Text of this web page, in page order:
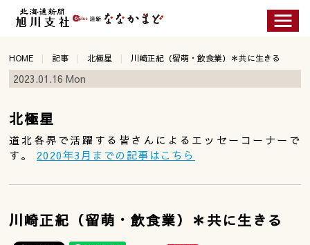
HOME 記事 北極星 川崎正紀（留萌・飲食業）＊共に生きる
2023.01.16 Mon
北極星
道北各界で活躍する皆さんによるエッセーコーナーで
す。 2020年3月までの記事はこちら
川崎正紀（留萌・飲食業）＊共に生きる